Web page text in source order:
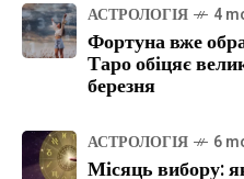
АСТРОЛОГІЯ 4
Фортуна вже
Таро обіцяє
березня
АСТРОЛОГІЯ 6
Місяць вибору: